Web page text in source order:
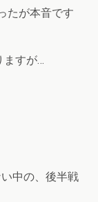
たが本音です
ますが…
中の、後半戦